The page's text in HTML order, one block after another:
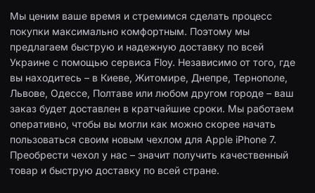
Мы ценим ваше время и стремимся сделать процесс
покупки максимально комфортным. Поэтому мы
предлагаем быструю и надежную доставку по всей
Украине с помощью сервиса Floy. Независимо от того, где
вы находитесь – в Киеве, Житомире, Днепре, Тернополе,
Львове, Одессе, Полтаве или любом другом городе – ваш
заказ будет доставлен в кратчайшие сроки. Мы работаем
оперативно, чтобы вы могли как можно скорее начать
пользоваться своим новым чехлом для Apple iPhone 7.
Преобрести чехол у нас – значит получить качественный
товар и быструю доставку по всей стране.